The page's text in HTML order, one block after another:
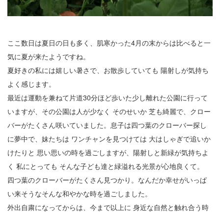
ここ数日は夏日の日も多く、肌寒かった4月の末からは比べると一
気に夏が来たようですね。
夏好きの私には嬉しい暑さで、お散歩していても 陽射しが気持ち
よく感じます。
最近は運動を兼ねて片道30分ほど歩いた少し離れた公園に行って
いますが、その公園は人が少なく そのせいか 芝も綺麗で、クロー
バーがたくさん咲いていました。息子は四つ葉のクローバー探し
に夢中で、妹たちは ワンチャンを見つけては 大はしゃぎで追いか
けたりと 思い思いの時を過ごしますが、陽射しと新緑が気持ちよ
く 私にとっても そんな子ども達と緑溢れる光景が心地良くて。
四つ葉のクローバーがたくさん見つかり。なんだか幸せがいっぱ
い来そうなそんな和やかな時を過ごしました。
外出自粛になってからは、今まで以上に 身近な自然と触れ合う時
4
5
7
9
10
11